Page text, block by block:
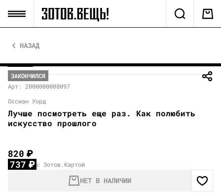
НАЗАД
ЗАКОНЧИЛСЯ
Арт: 2000000008097
Оссиан Уорд
Лучше посмотреть еще раз. Как полюбить
искусство прошлого
820₽
737₽ с Зотов.Картой
НЕТ В НАЛИЧИИ